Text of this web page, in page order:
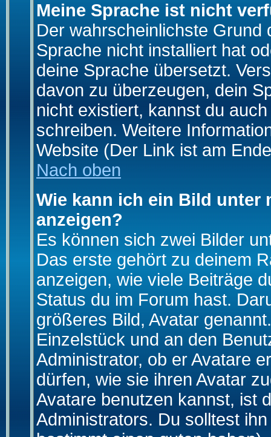
Meine Sprache ist nicht
Der wahrscheinlichste Grund
Sprache nicht installiert hat
deine Sprache übersetzt.
davon zu überzeugen, dein
nicht existiert, kannst du
schreiben. Weitere
Website (Der Link ist am
Nach oben
Wie kann ich ein Bild unter
anzeigen?
Es können sich zwei Bilder
Das erste gehört zu deinem
anzeigen, wie viele Beiträge
Status du im Forum hast.
größeres Bild, Avatar
Einzelstück und an den
Administrator, ob er Avatare
dürfen, wie sie ihren Avatar
Avatare benutzen kannst, ist
Administrators. Du solltest